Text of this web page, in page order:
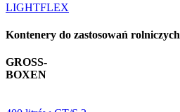
LIGHTFLEX
Kontenery do zastosowań rolniczych
GROSS-
BOXEN